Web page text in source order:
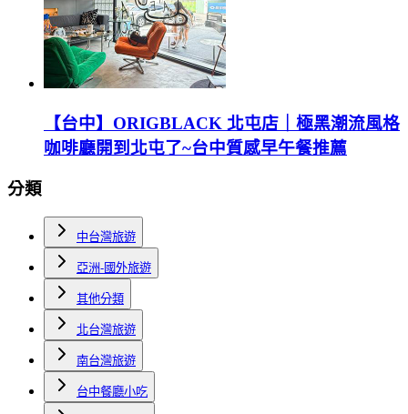
【台中】ORIGBLACK 北屯店｜極黑潮流風格
咖啡廳開到北屯了~台中質感早午餐推薦
分類
中台灣旅遊
亞洲-國外旅遊
其他分類
北台灣旅遊
南台灣旅遊
台中餐廳小吃